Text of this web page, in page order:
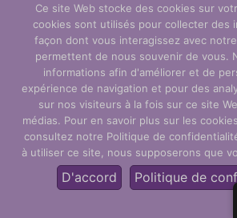
Termes et conditions
Politique de
© CLARITY Learning Suite Global Inc.
Ce site Web stocke des cookies sur
cookies sont utilisés pour collecter des
façon dont vous interagissez avec
permettent de nous souvenir de vous.
informations afin d'améliorer et de
expérience de navigation et pour des
sur nos visiteurs à la fois sur ce site
médias. Pour en savoir plus sur les
consultez notre Politique de
à utiliser ce site, nous supposerons que
D'accord Politique de